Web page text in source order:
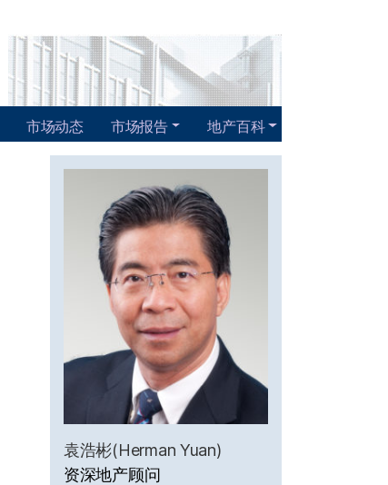
市场动态 市场报告 地产百科
袁浩彬(Herman Yuan)
资深地产顾问